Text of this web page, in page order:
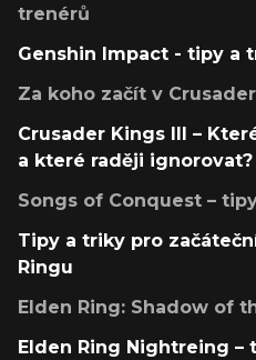
trenérů
Genshin Impact - tipy a
Za koho začít v
Crusader Kings III –
a které raději ignorovat?
Songs of Conquest –
Tipy a triky pro
Ringu
Elden Ring: Shadow of
Elden Ring Nightreing –